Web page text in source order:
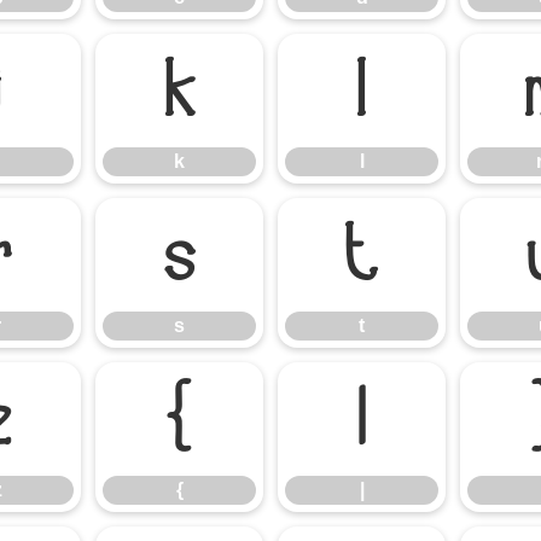
k
k
l
s
s
t
t
{
{
|